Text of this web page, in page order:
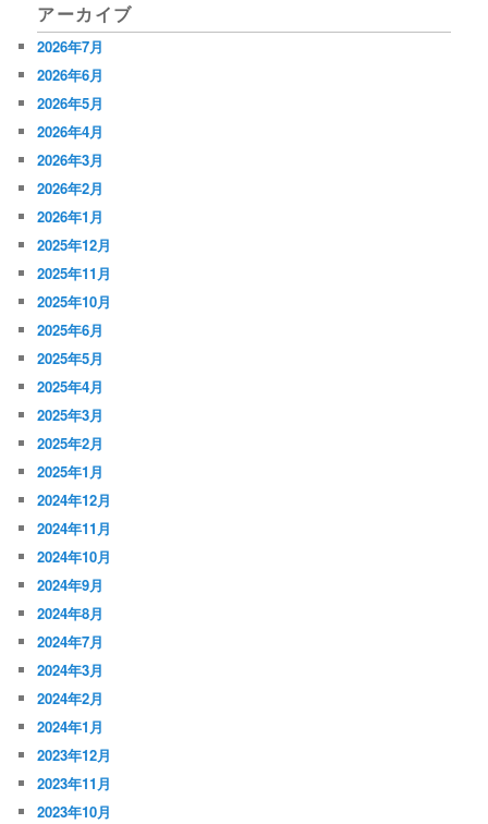
ゲ
ー
シ
ョ
ン
アーカイブ
2026年7月
2026年6月
2026年5月
2026年4月
2026年3月
2026年2月
2026年1月
2025年12月
2025年11月
2025年10月
2025年6月
2025年5月
2025年4月
2025年3月
2025年2月
2025年1月
2024年12月
2024年11月
2024年10月
2024年9月
2024年8月
2024年7月
2024年3月
2024年2月
2024年1月
2023年12月
2023年11月
2023年10月